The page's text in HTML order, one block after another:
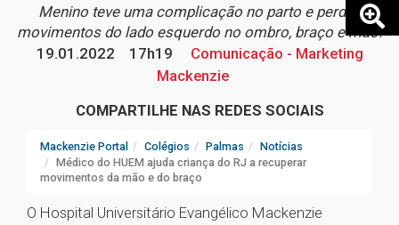
Menino teve uma complicação no parto e perdeu
movimentos do lado esquerdo no ombro, braço e mão.
19.01.2022
17h19
Comunicação - Marketing
Mackenzie
COMPARTILHE NAS REDES SOCIAIS
Mackenzie Portal Colégios Palmas
Notícias
Médico do HUEM ajuda criança do RJ a recuperar
movimentos da mão e do braço
O Hospital Universitário Evangélico Mackenzie